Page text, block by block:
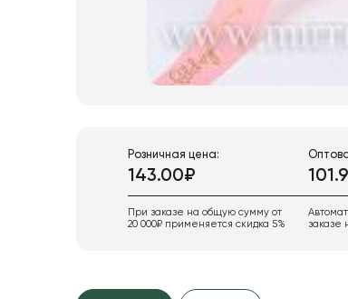
Розничная цена:
143.00₽
При заказе на общую сумму от
20 000₽ применяется скидка 5%
заказе